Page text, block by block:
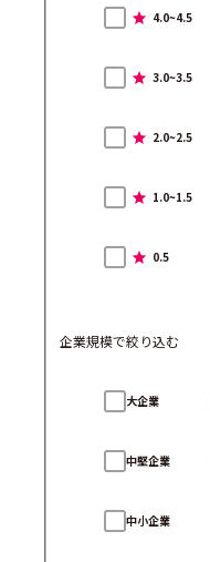
4.0~4.5
3.0~3.5
2.0~2.5
1.0~1.5
0.5
企業規模で絞り込む
大企業
中堅企業
中小企業